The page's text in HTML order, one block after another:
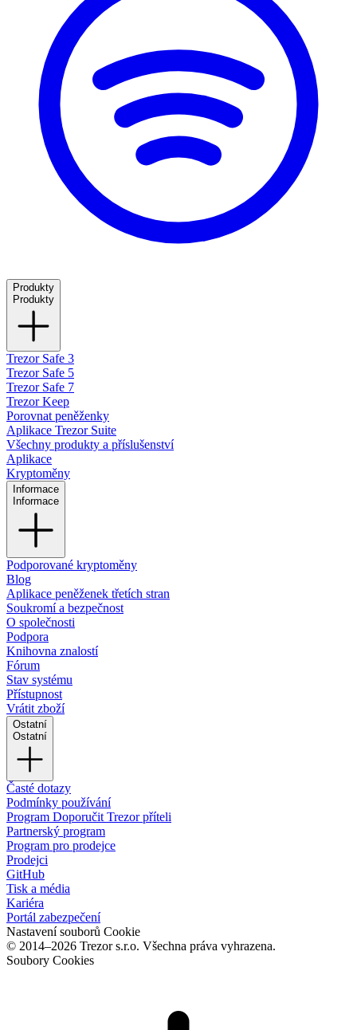
Produkty
Produkty
Trezor Safe 3
Trezor Safe 5
Trezor Safe 7
Trezor Keep
Porovnat peněženky
Aplikace Trezor Suite
Všechny produkty a příslušenství
Aplikace
Kryptoměny
Informace
Informace
Podporované kryptoměny
Blog
Aplikace peněženek třetích stran
Soukromí a bezpečnost
O společnosti
Podpora
Knihovna znalostí
Fórum
Stav systému
Přístupnost
Vrátit zboží
Ostatní
Ostatní
Časté dotazy
Podmínky používání
Program Doporučit Trezor příteli
Partnerský program
Program pro prodejce
Prodejci
GitHub
Tisk a média
Kariéra
Portál zabezpečení
Nastavení souborů Cookie
© 2014–2026 Trezor s.r.o. Všechna práva vyhrazena.
Soubory Cookies